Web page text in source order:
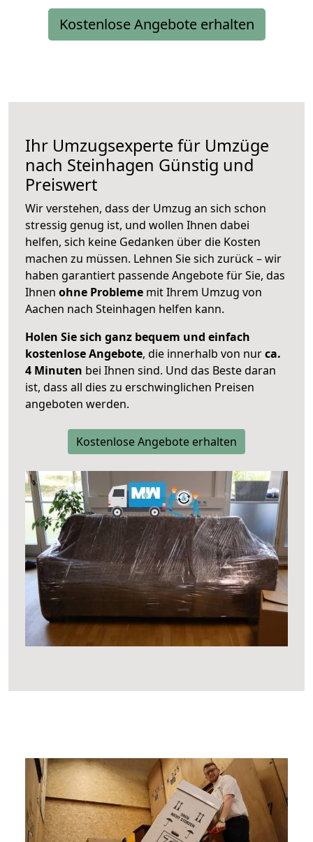
Kostenlose Angebote erhalten
Ihr Umzugsexperte für Umzüge
nach Steinhagen Günstig und
Preiswert
Wir verstehen, dass der Umzug an sich schon
stressig genug ist, und wollen Ihnen dabei
helfen, sich keine Gedanken über die Kosten
machen zu müssen. Lehnen Sie sich zurück – wir
haben garantiert passende Angebote für Sie, das
Ihnen ohne Probleme mit Ihrem Umzug von
Aachen nach Steinhagen helfen kann.
Holen Sie sich ganz bequem und einfach
kostenlose Angebote, die innerhalb von nurca.
4 Minuten bei Ihnen sind. Und das Beste daran
ist, dass all dies zu erschwinglichen Preisen
angeboten werden.
Kostenlose Angebote erhalten